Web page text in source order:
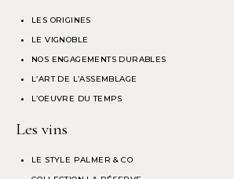
LES ORIGINES
LE VIGNOBLE
NOS ENGAGEMENTS DURABLES
L’ART DE L’ASSEMBLAGE
L’OEUVRE DU TEMPS
Les vins
LE STYLE PALMER & CO